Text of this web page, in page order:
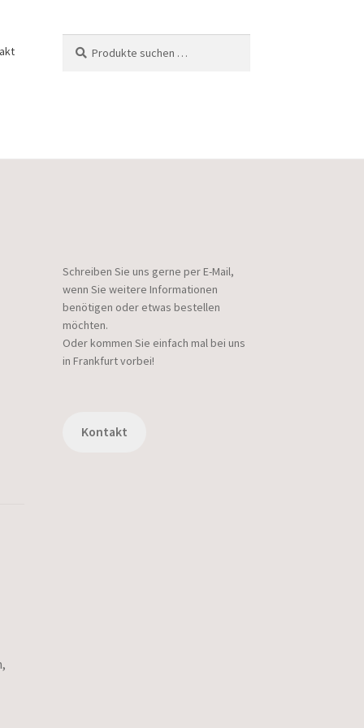
nach:
Schreiben Sie uns gerne per E-Mail,
wenn Sie weitere Informationen
benötigen oder etwas bestellen
möchten.
Oder kommen Sie einfach mal bei uns
in Frankfurt vorbei!
Kontakt